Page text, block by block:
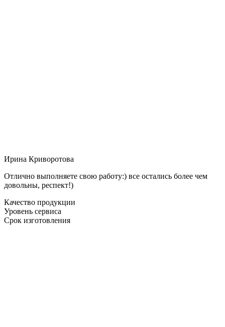
Ирина Криворотова
Отлично выполняете свою работу:) все остались более чем
довольны, респект!)
Качество продукции
Уровень сервиса
Срок изготовления